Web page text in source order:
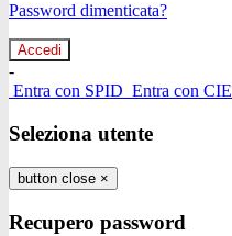
Password dimenticata?
-
Entra con SPID Entra con CIE
Seleziona utente
button close ×
Recupero password